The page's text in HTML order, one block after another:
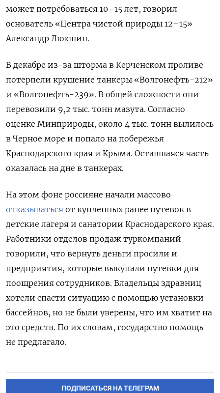
может потребоваться 10–15 лет, говорил
основатель «Центра чистой природы 12–15»
Александр Люкшин.
В декабре из-за шторма в Керченском проливе
потерпели крушение танкеры «Волгонефть-212»
и «Волгонефть-239». В общей сложности они
перевозили 9,2 тыс. тонн мазута. Согласно
оценке Минприроды, около 4 тыс. тонн вылилось
в Черное море и попало на побережья
Краснодарского края и Крыма. Оставшаяся часть
оказалась на дне в танкерах.
На этом фоне россияне начали массово
отказываться от купленных ранее путевок в
детские лагеря и санатории Краснодарского края.
Работники отделов продаж туркомпаний
говорили, что вернуть деньги просили и
предприятия, которые выкупали путевки для
поощрения сотрудников. Владельцы здравниц
хотели спасти ситуацию с помощью установки
бассейнов, но не были уверены, что им хватит на
это средств. По их словам, государство помощь
не предлагало.
ПОДПИСАТЬСЯ НА ТЕЛЕГРАМ